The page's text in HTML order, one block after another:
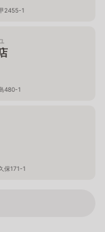
2455-1
480-1
保171-1